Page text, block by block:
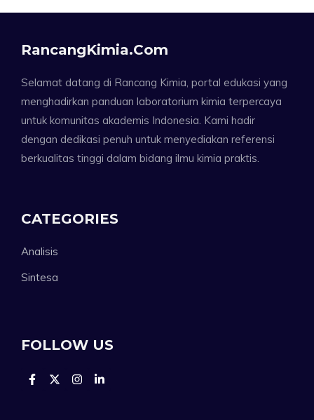
RancangKimia.com
Selamat datang di Rancang Kimia, portal edukasi yang
menghadirkan panduan laboratorium kimia terpercaya
untuk komunitas akademis Indonesia. Kami hadir
dengan dedikasi penuh untuk menyediakan referensi
berkualitas tinggi dalam bidang ilmu kimia praktis.
CATEGORIES
Analisis
Sintesa
FOLLOW US